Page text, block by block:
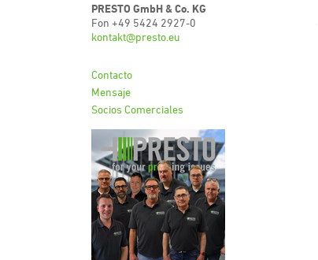
PRESTO GmbH & Co. KG
Fon +49 5424 2927-0
kontakt@presto.eu
Contacto
Mensaje
Socios Comerciales